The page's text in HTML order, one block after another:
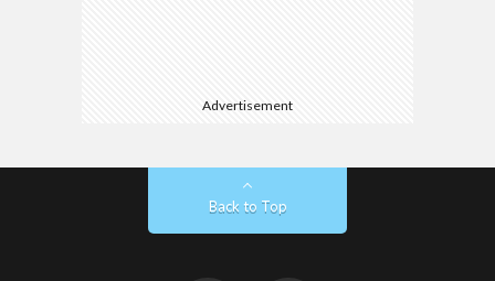
Advertisement
Back to Top